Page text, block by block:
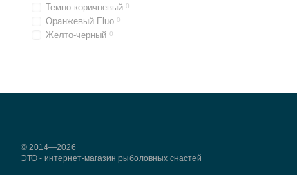
Темно-коричневый 0
Оранжевый Fluo 0
Желто-черный 0
© 2014—2026
ЭТО - интернет-магазин рыболовных снастей